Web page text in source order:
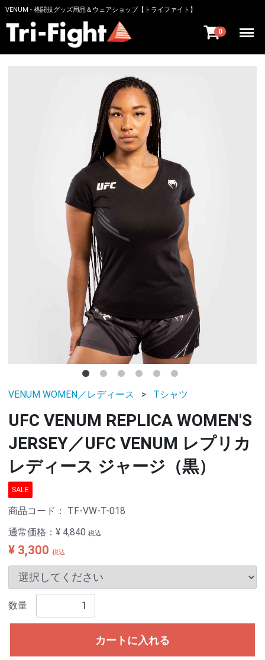
VENUM - 格闘技グッズ用品＆ウェアショップ【トライファイト】
0 Menu
VENUM WOMEN／レディース Tシャツ
UFC VENUM REPLICA WOMEN'S
JERSEY／UFC VENUM レプリカ
レディース ジャージ（黒）
SALE
商品コード： TF-VW-T-018
通常価格：¥ 4,840 税込
¥ 3,300 税込
数量
カートに入れる